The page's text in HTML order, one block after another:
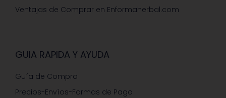
Ventajas de Comprar en Enformaherbal.com
GUIA RAPIDA Y AYUDA
Guía de Compra
Precios-Envíos-Formas de Pago